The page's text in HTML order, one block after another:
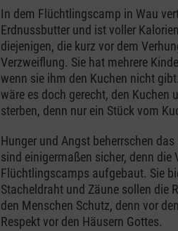
In dem Flüchtlingscamp in Wau
Erdnussbutter und ist voller
diejenigen, die kurz vor dem
Verzweiflung. Sie hat mehrere
wenn sie ihm den Kuchen nicht
wäre es doch gerecht, den Kuchen
sterben, denn nur ein Stück vom
Hunger und Angst beherrschen
sind einigermaßen sicher, denn
Flüchtlingscamps aufgebaut. Sie
Stacheldraht und Zäune sollen die
den Menschen Schutz, denn vor
Respekt vor den Häusern Gottes.